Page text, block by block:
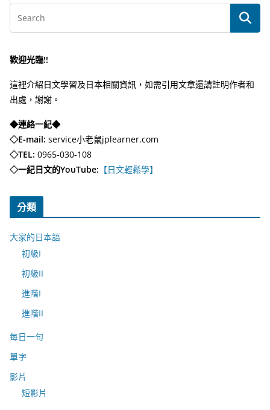
歡迎光臨!!
這裡介紹日文學習及日本相關資訊，如需引用文章還請註明作者和
出處，謝謝。
◆連絡一紀◆
◇E-mail: service小老鼠jplearner.com
◇TEL: 0965-030-108
◇一紀日文的YouTube: 【日文輕鬆學】
分類
大家的日本語
初級I
初級II
進階I
進階II
每日一句
單字
影片
短影片